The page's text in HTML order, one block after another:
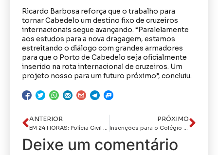
Ricardo Barbosa reforça que o trabalho para
tornar Cabedelo um destino fixo de cruzeiros
internacionais segue avançando. “Paralelamente
aos estudos para a nova dragagem, estamos
estreitando o diálogo com grandes armadores
para que o Porto de Cabedelo seja oficialmente
inserido na rota internacional de cruzeiros. Um
projeto nosso para um futuro próximo”, concluiu.
ANTERIOR
EM 24 HORAS: Polícia Civil prende homem acusado de homicídio cometido por vingança em Patos
PRÓXIMO
Inscrições para o Colégio da Polícia Militar começam nesta quarta-feira; são mais de 140 vagas
Deixe um comentário